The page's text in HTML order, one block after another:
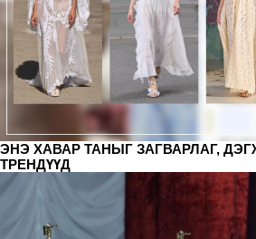
ЭНЭ ХАВАР ТАНЫГ ЗАГВАРЛАГ,
ТРЕНДҮҮД